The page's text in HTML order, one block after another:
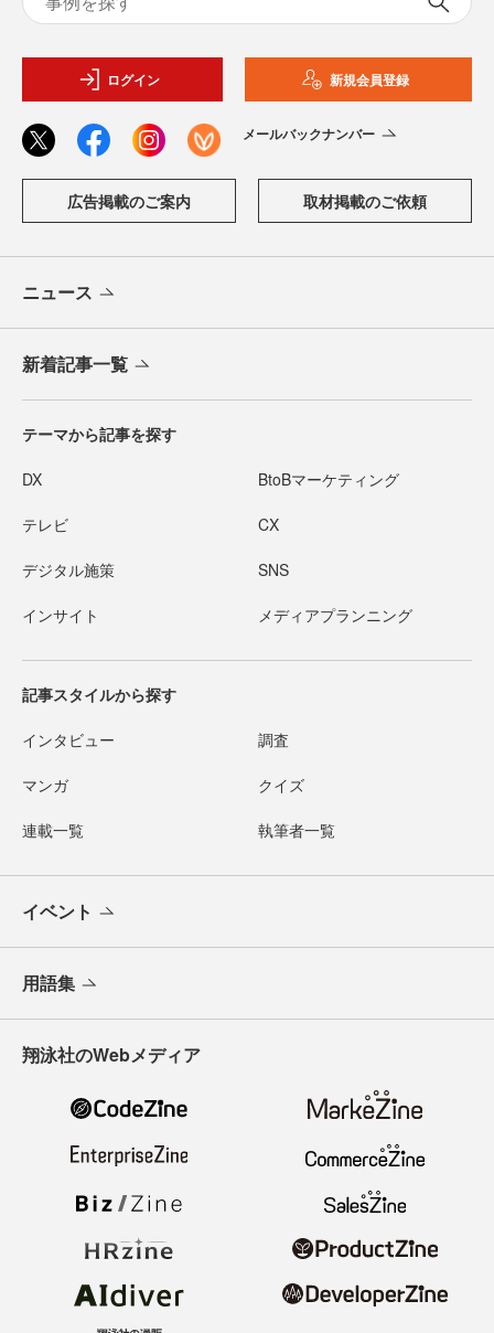
ログイン 新規会員登録
メールバックナンバー
広告掲載のご案内 取材掲載のご依頼
ニュース
新着記事一覧
テーマから記事を探す
DX BtoBマーケティング
テレビ CX
デジタル施策 SNS
インサイト メディアプランニング
記事スタイルから探す
インタビュー 調査
マンガ クイズ
連載一覧 執筆者一覧
イベント
用語集
翔泳社のWebメディア